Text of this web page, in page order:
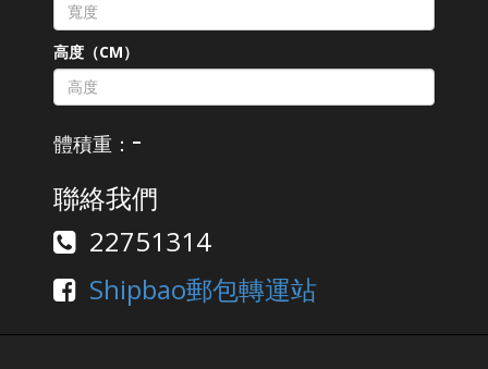
高度（CM）
體積重： -
聯絡我們
22751314
Shipbao郵包轉運站